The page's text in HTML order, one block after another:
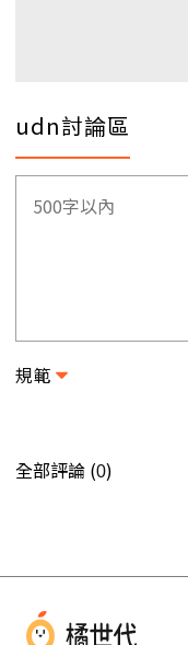
udn討論區
規範
全部評論 (0)